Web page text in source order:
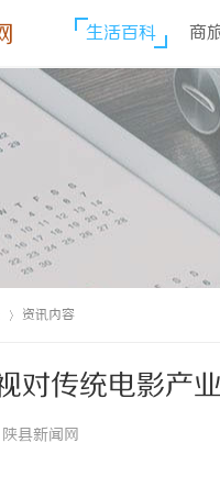
生活百科 商
资讯内容
对传统电影产
县新闻网